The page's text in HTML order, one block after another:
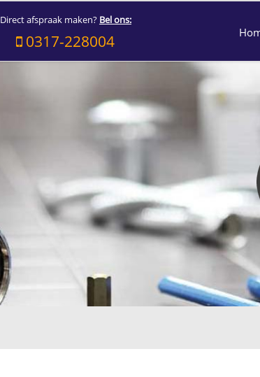
Direct afspraak maken? Bel ons:
0317-228004